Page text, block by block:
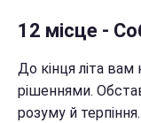
12 місце -
До кінця літа
рішеннями.
розуму й